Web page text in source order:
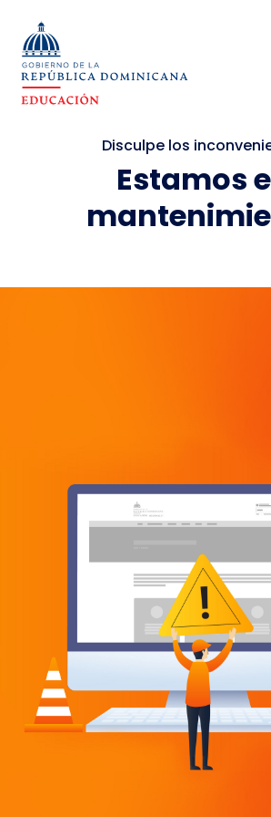
Disculpe los
Estamos